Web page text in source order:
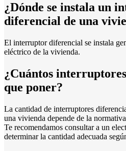
¿Dónde se instala un
diferencial de una
El interruptor diferencial se instala
eléctrico de la vivienda.
¿Cuántos
que poner?
La cantidad de interruptores
una vivienda depende de la
Te recomendamos consultar a un
determinar la cantidad adecuada